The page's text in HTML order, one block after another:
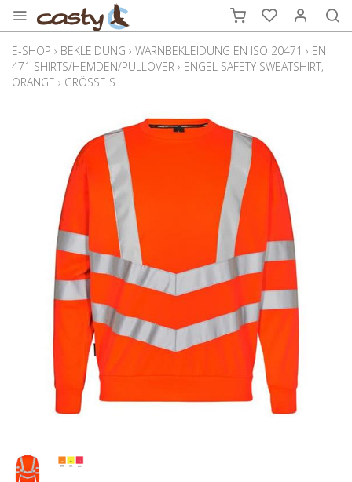
E-SHOP › BEKLEIDUNG › WARNBEKLEIDUNG EN ISO 20471 › EN
471 SHIRTS/HEMDEN/PULLOVER › ENGEL SAFETY SWEATSHIRT,
ORANGE › GRÖSSE S